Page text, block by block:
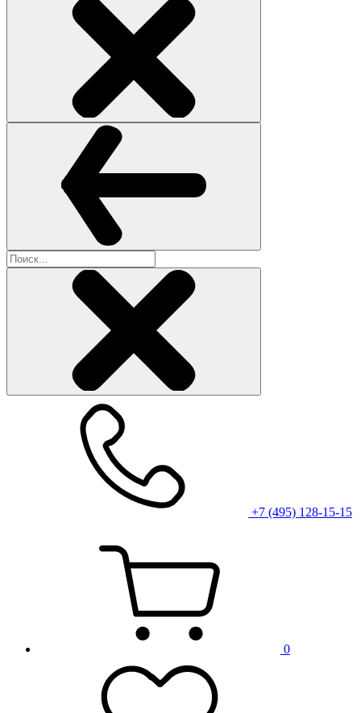
+7 (495) 128-15-15
0